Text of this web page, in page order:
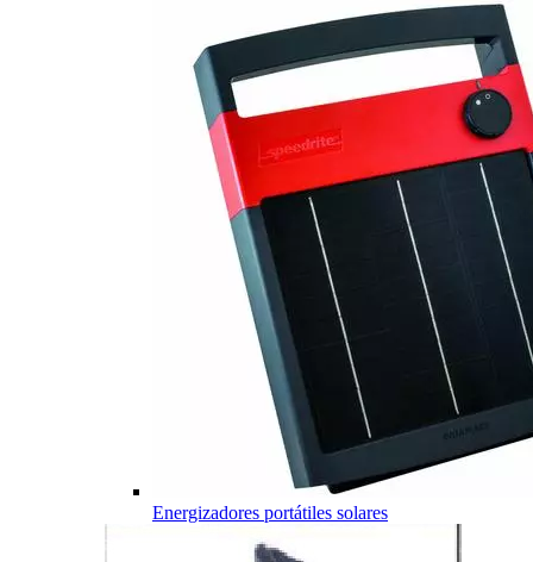
Energizadores portátiles solares